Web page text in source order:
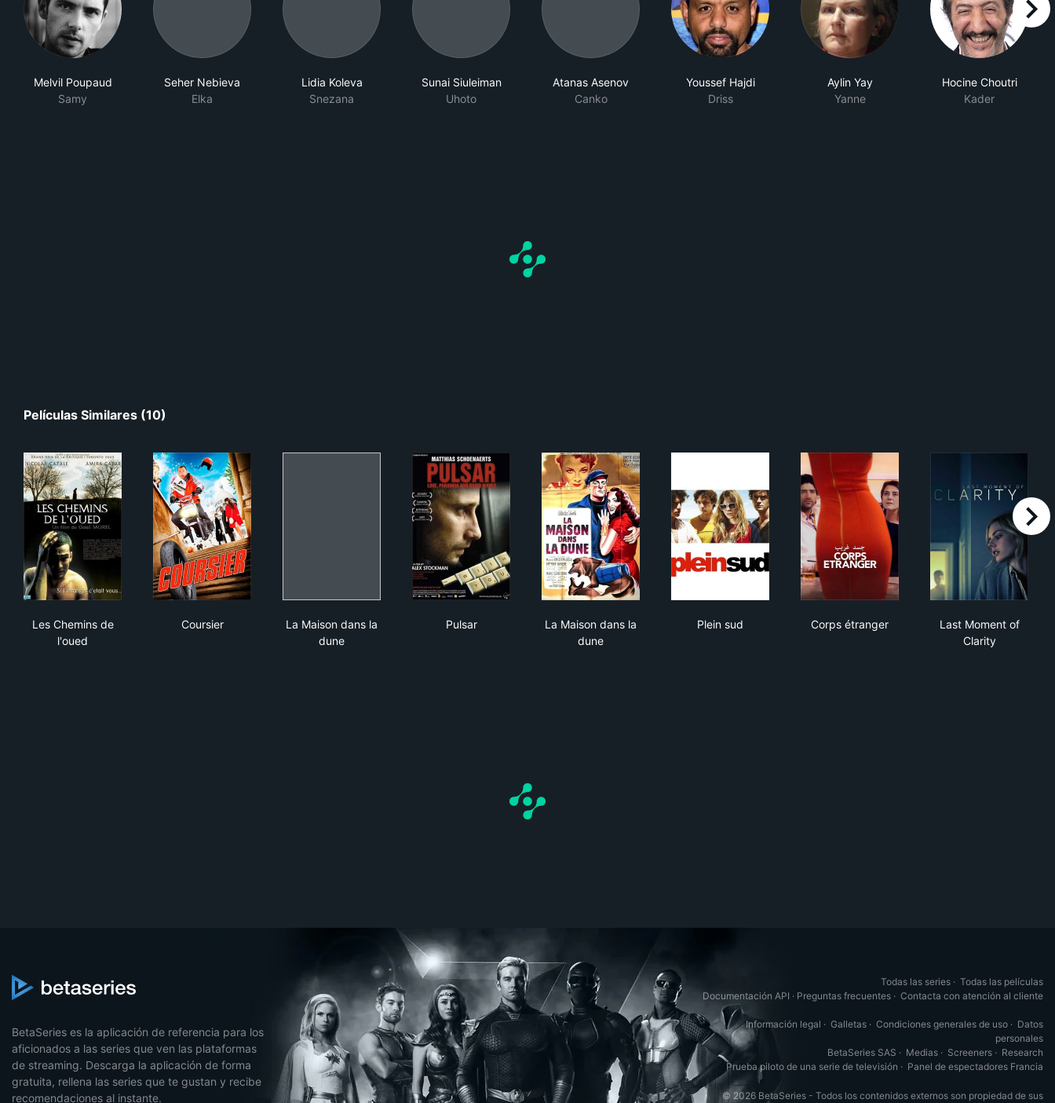
Melvil Poupaud
Samy
Seher Nebieva
Elka
Lidia Koleva
Snezana
Sunai Siuleiman
Uhoto
Atanas Asenov
Canko
Youssef Hajdi
Driss
Aylin Yay
Yanne
Hocine Choutri
Kader
right
Películas Similares (10)
Les Chemins de
l'oued
Coursier
La Maison dans la
dune
Pulsar
La Maison dans la
dune
Plein sud
Corps étranger
Last Moment of
Clarity
right
BetaSeries es la aplicación de referencia para los
aficionados a las series que ven las plataformas
de streaming. Descarga la aplicación de forma
gratuita, rellena las series que te gustan y recibe
recomendaciones al instante.
Todas las series · Todas las películas
Documentación API · Preguntas frecuentes · Contacta con atención al cliente
Información legal · Galletas · Condiciones generales de uso · Datos
personales
BetaSeries SAS · Medias · Screeners · Research
Prueba piloto de una serie de televisión · Panel de espectadores Francia
© 2026 BetaSeries - Todos los contenidos externos son propiedad de sus